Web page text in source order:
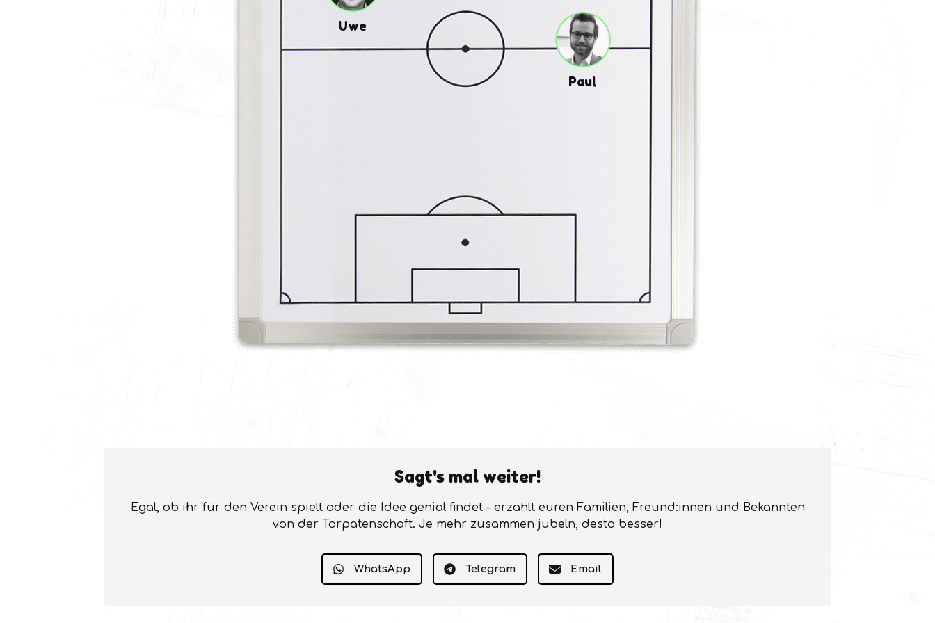
Uwe
Paul
Sagt's mal weiter!
Egal, ob ihr für den Verein spielt oder die Idee genial findet – erzählt euren Familien, Freund:innen und Bekannten
von der Torpatenschaft. Je mehr zusammen jubeln, desto besser!
WhatsApp Telegram Email